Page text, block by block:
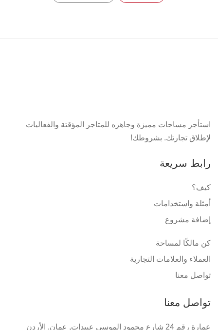
استأجر مساحات مميزة وجاهزه للمتاجر المؤقتة والفعاليات
لإطلاق تجارتك. بشروطك!
رابط سريعة
كيف؟
أمثلة واستخدامات
إضافة مشروع
كن مالكًا لمساحة
العملاء والعلامات التجارية
تواصل معنا
تواصل معنا
عمارة رقم 24 شارع محمود الموسى عبيدات, عمان, الأردن